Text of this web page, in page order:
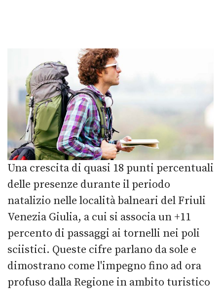
Una crescita di quasi 18 punti percentuali
delle presenze durante il periodo
natalizio nelle località balneari del Friuli
Venezia Giulia, a cui si associa un +11
percento di passaggi ai tornelli nei poli
sciistici. Queste cifre parlano da sole e
dimostrano come l'impegno fino ad ora
profuso dalla Regione in ambito turistico